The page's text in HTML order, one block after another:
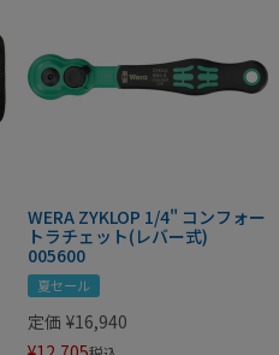
WERA ZYKLOP 1/4" コンフォー
トラチェット(レバー式)
005600
夏セール
定価 ¥16,940